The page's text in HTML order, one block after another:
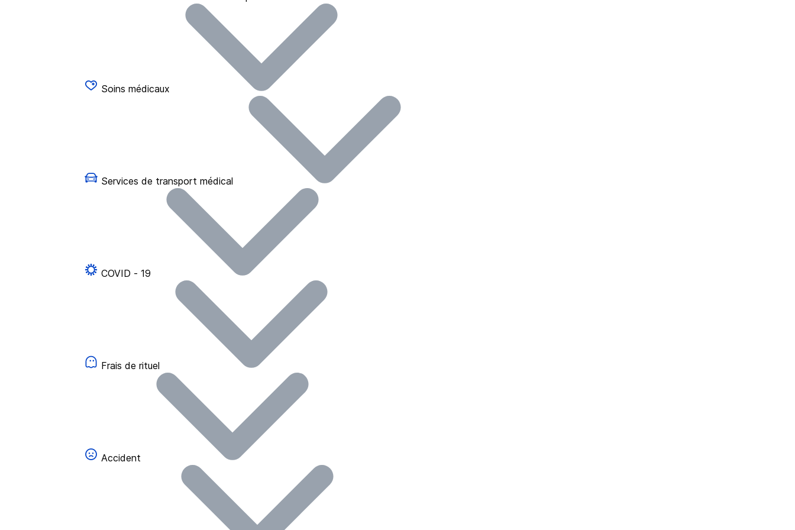
Soins médicaux
Services de transport médical
COVID - 19
Frais de rituel
Accident